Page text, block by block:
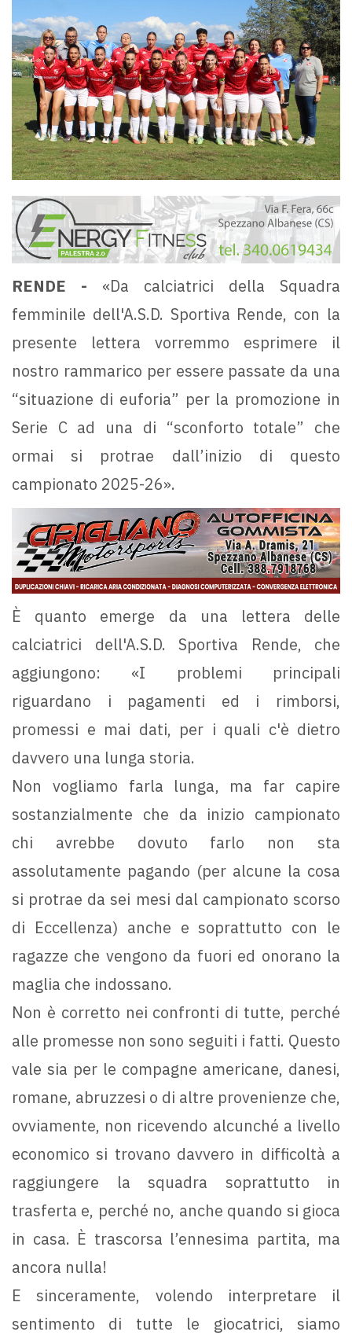
RENDE - «Da calciatrici della Squadra
femminile dell'A.S.D. Sportiva Rende, con la
presente lettera vorremmo esprimere il
nostro rammarico per essere passate da una
“situazione di euforia” per la promozione in
Serie C ad una di “sconforto totale” che
ormai si protrae dall’inizio di questo
campionato 2025-26».
È quanto emerge da una lettera delle
calciatrici dell'A.S.D. Sportiva Rende, che
aggiungono: «I problemi principali
riguardano i pagamenti ed i rimborsi,
promessi e mai dati, per i quali c'è dietro
davvero una lunga storia.
Non vogliamo farla lunga, ma far capire
sostanzialmente che da inizio campionato
chi avrebbe dovuto farlo non sta
assolutamente pagando (per alcune la cosa
si protrae da sei mesi dal campionato scorso
di Eccellenza) anche e soprattutto con le
ragazze che vengono da fuori ed onorano la
maglia che indossano.
Non è corretto nei confronti di tutte, perché
alle promesse non sono seguiti i fatti. Questo
vale sia per le compagne americane, danesi,
romane, abruzzesi o di altre provenienze che,
ovviamente, non ricevendo alcunché a livello
economico si trovano davvero in difficoltà a
raggiungere la squadra soprattutto in
trasferta e, perché no, anche quando si gioca
in casa. È trascorsa l’ennesima partita, ma
ancora nulla!
E sinceramente, volendo interpretare il
sentimento di tutte le giocatrici, siamo